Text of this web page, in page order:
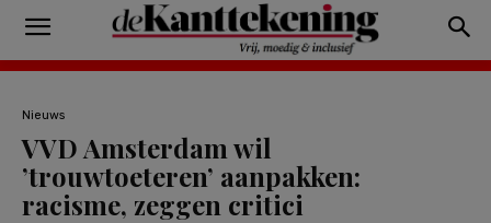
Nieuws
VVD Amsterdam wil
’trouwtoeteren’ aanpakken:
racisme, zeggen critici